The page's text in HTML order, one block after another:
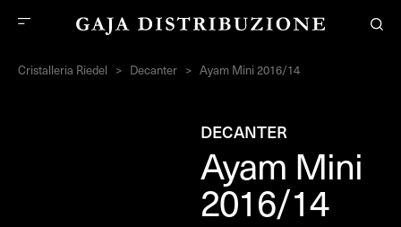
Cristalleria Riedel > Decanter > Ayam Mini 2016/14
DECANTER
Ayam Mini
2016/14